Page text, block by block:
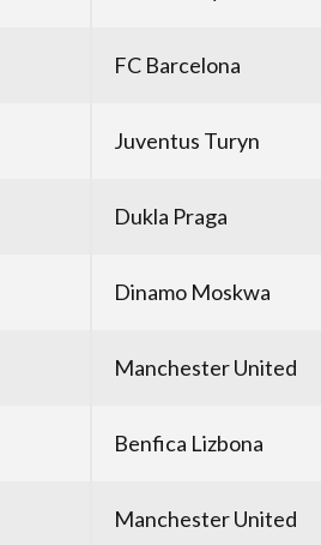
FC Barcelona
Juventus Turyn
Dukla Praga
Dinamo Moskwa
Manchester United
Benfica Lizbona
Manchester United